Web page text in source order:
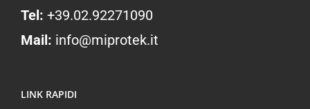
Tel: +39.02.92271090
Mail: info@miprotek.it
LINK RAPIDI